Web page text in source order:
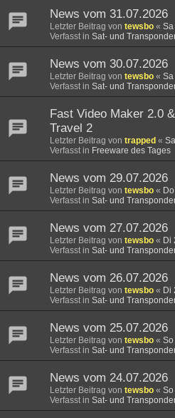
News vom 31.07.2026
Letzter Beitrag von tewsbo « Sa
Verfasst in Sat- und
News vom 30.07.2026
Letzter Beitrag von tewsbo « Sa
Verfasst in Sat- und
Fast Video Maker 2.0
Travel 2
Letzter Beitrag von trapped «
Verfasst in Freeware des Tages
News vom 29.07.2026
Letzter Beitrag von tewsbo «
Verfasst in Sat- und
News vom 27.07.2026
Letzter Beitrag von tewsbo « Di
Verfasst in Sat- und
News vom 26.07.2026
Letzter Beitrag von tewsbo « Di
Verfasst in Sat- und
News vom 25.07.2026
Letzter Beitrag von tewsbo « So
Verfasst in Sat- und
News vom 24.07.2026
Letzter Beitrag von tewsbo « So
Verfasst in Sat- und